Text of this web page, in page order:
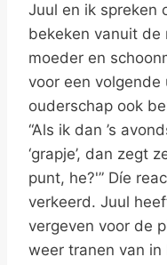
Juul en ik spreken
bekeken vanuit de
moeder en
voor een
ouderschap ook
“Als ik dan ’s
‘grapje’, dan zegt
punt, he?'” Díe
verkeerd. Juul
vergeven voor de
weer tranen van in